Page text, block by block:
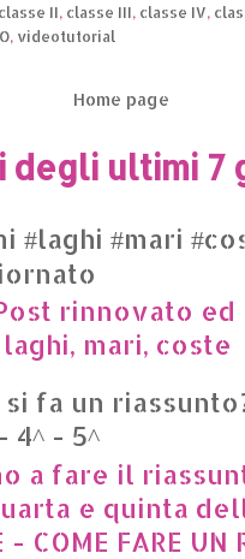
classe II, classe III, classe IV,
, videotutorial
Home page
degli ultimi 7
#laghi #mari
rinnovato
mari, coste
si fa un
4^ - 5^
a fare il
e quinta
COME FARE UN